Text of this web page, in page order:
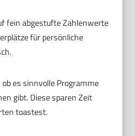
fein abgestufte Zahlenwerte
für persönliche
es sinnvolle Programme
gibt. Diese sparen Zeit
toastest.